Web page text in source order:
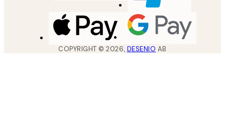
COPYRIGHT ©2026, DESENIO AB